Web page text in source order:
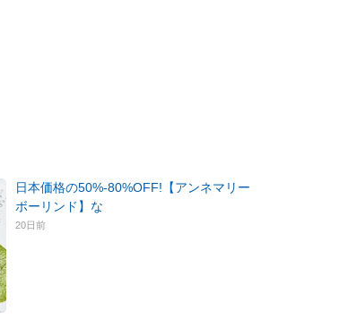
日本価格の50%-80%OFF!【アンネマリー
ボーリンド】な
20日前